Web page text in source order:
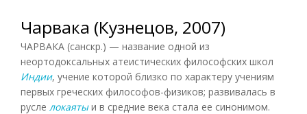
Чарвака (Кузнецов, 2007)
ЧАРВАКА (санскр.) — название одной из
неортодоксальных атеистических философских школ
Индии, учение которой близко по характеру учениям
первых греческих философов-физиков; развивалась в
русле локаятыи в средние века стала ее синонимом.